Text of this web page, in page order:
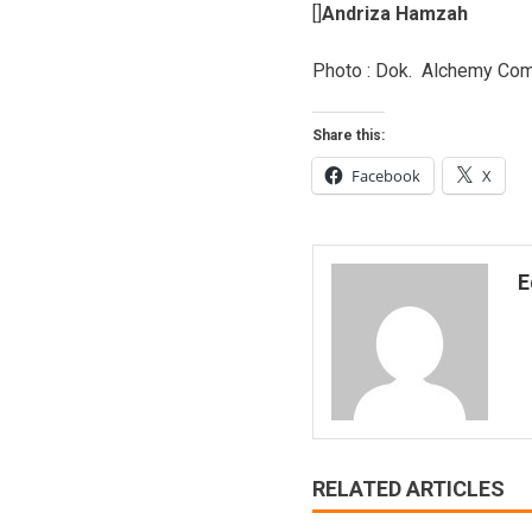
[]Andriza Hamzah
Photo : Dok. Alchemy
Share this:
Facebook X
RELATED ARTICLES